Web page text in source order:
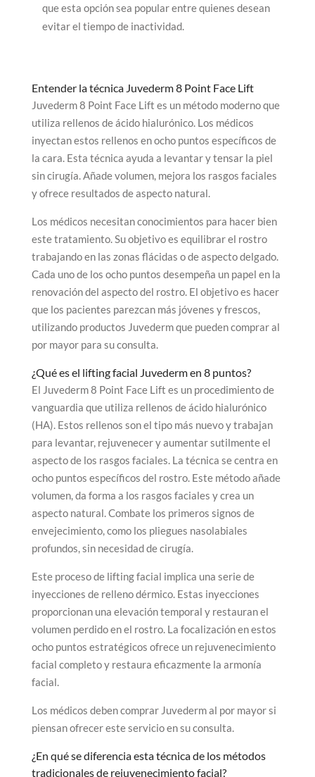
que esta opción sea popular entre quienes desean
evitar el tiempo de inactividad.
Entender la técnica Juvederm 8 Point Face Lift
Juvederm 8 Point Face Lift es un método moderno que
utiliza rellenos de ácido hialurónico. Los médicos
inyectan estos rellenos en ocho puntos específicos de
la cara. Esta técnica ayuda a levantar y tensar la piel
sin cirugía. Añade volumen, mejora los rasgos faciales
y ofrece resultados de aspecto natural.
Los médicos necesitan conocimientos para hacer bien
este tratamiento. Su objetivo es equilibrar el rostro
trabajando en las zonas flácidas o de aspecto delgado.
Cada uno de los ocho puntos desempeña un papel en la
renovación del aspecto del rostro. El objetivo es hacer
que los pacientes parezcan más jóvenes y frescos,
utilizando productos Juvederm que pueden comprar al
por mayor para su consulta.
¿Qué es el lifting facial Juvederm en 8 puntos?
El Juvederm 8 Point Face Lift es un procedimiento de
vanguardia que utiliza rellenos de ácido hialurónico
(HA). Estos rellenos son el tipo más nuevo y trabajan
para levantar, rejuvenecer y aumentar sutilmente el
aspecto de los rasgos faciales. La técnica se centra en
ocho puntos específicos del rostro. Este método añade
volumen, da forma a los rasgos faciales y crea un
aspecto natural. Combate los primeros signos de
envejecimiento, como los pliegues nasolabiales
profundos, sin necesidad de cirugía.
Este proceso de lifting facial implica una serie de
inyecciones de relleno dérmico. Estas inyecciones
proporcionan una elevación temporal y restauran el
volumen perdido en el rostro. La focalización en estos
ocho puntos estratégicos ofrece un rejuvenecimiento
facial completo y restaura eficazmente la armonía
facial.
Los médicos deben comprar Juvederm al por mayor si
piensan ofrecer este servicio en su consulta.
¿En qué se diferencia esta técnica de los métodos
tradicionales de rejuvenecimiento facial?